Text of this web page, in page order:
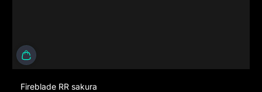
Fireblade RR sakura